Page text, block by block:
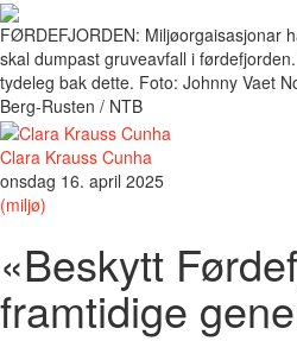
FØRDEFJORDEN: Miljøorgaisasjonar
skal dumpast gruveavfall i
tydeleg bak dette. Foto: Johnny Vaet
Berg-Rusten / NTB
Clara Krauss Cunha
onsdag 16. april 2025
(miljø)
«Beskytt
framtidige